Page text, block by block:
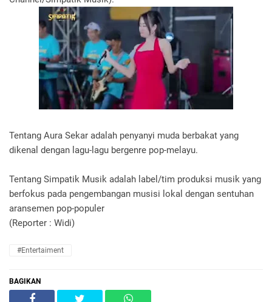
Tentang Aura Sekar adalah penyanyi muda berbakat yang
dikenal dengan lagu-lagu bergenre pop-melayu.
Tentang Simpatik Musik adalah label/tim produksi musik yang
berfokus pada pengembangan musisi lokal dengan sentuhan
aransemen pop-populer
(Reporter : Widi)
#Entertaiment
BAGIKAN